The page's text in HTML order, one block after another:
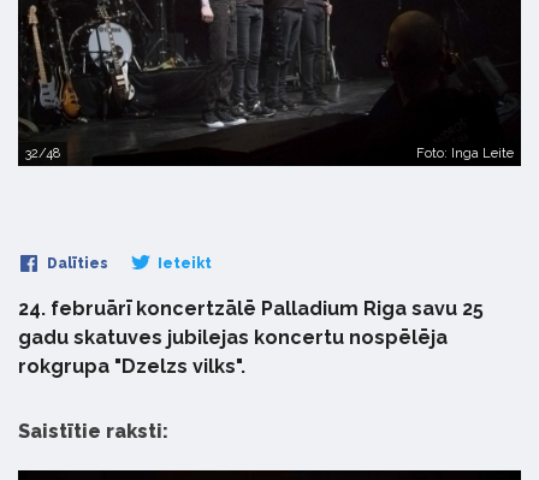
32/48 Foto: Inga Leite
Dalīties Ieteikt
24. februārī koncertzālē Palladium Riga savu 25
gadu skatuves jubilejas koncertu nospēlēja
rokgrupa "Dzelzs vilks".
Saistītie raksti: